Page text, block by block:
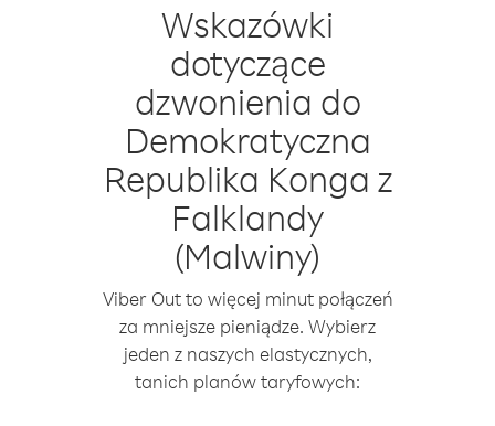
Wskazówki
dotyczące
dzwonienia do
Demokratyczna
Republika Konga z
Falklandy
(Malwiny)
Viber Out to więcej minut połączeń
za mniejsze pieniądze. Wybierz
jeden z naszych elastycznych,
tanich planów taryfowych: